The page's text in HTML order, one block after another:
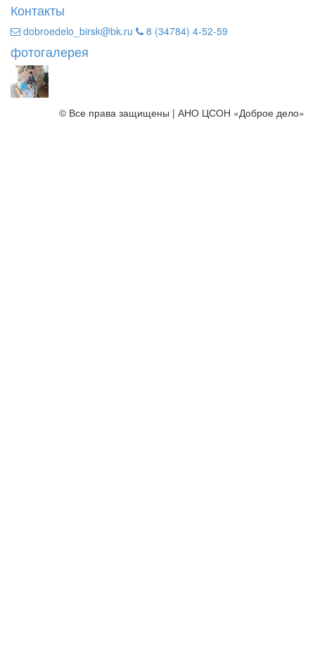
Контакты
dobroedelo_birsk@bk.ru 8 (34784) 4-52-59
фотогалерея
© Все права защищены | АНО ЦСОН «Доброе дело»